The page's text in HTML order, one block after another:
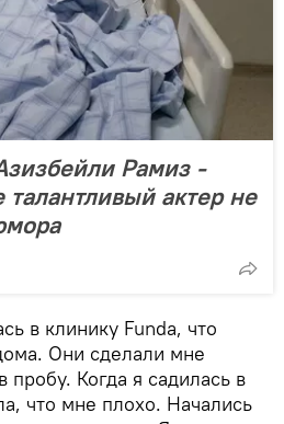
Рамиз -
актер не
в клинику Funda, что
Они сделали мне
пробу. Когда я садилась в
что мне плохо. Начались